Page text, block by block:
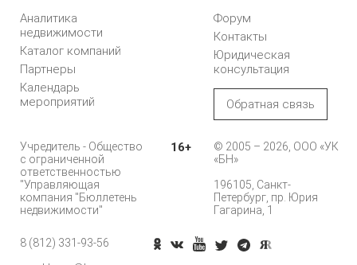
Аналитика
недвижимости
Каталог компаний
Партнеры
Календарь
мероприятий
Форум
Контакты
Юридическая
консультация
Обратная связь
Учредитель - Общество
с ограниченной
ответственностью
"Управляющая
компания "Бюллетень
недвижимости"
16+
© 2005 – 2026, ООО «УК
«БН»
196105, Санкт-
Петербург, пр. Юрия
Гагарина, 1
8 (812) 331-93-56